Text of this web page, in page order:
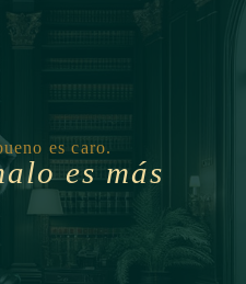
es caro.
es más